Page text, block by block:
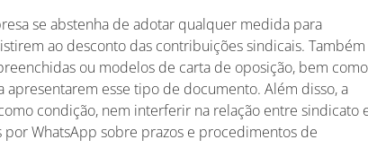
se abstenha de adotar qualquer medida para
ao desconto das contribuições sindicais. Também
ou modelos de carta de oposição, bem como
esse tipo de documento. Além disso, a
condição, nem interferir na relação entre sindicato
WhatsApp sobre prazos e procedimentos de